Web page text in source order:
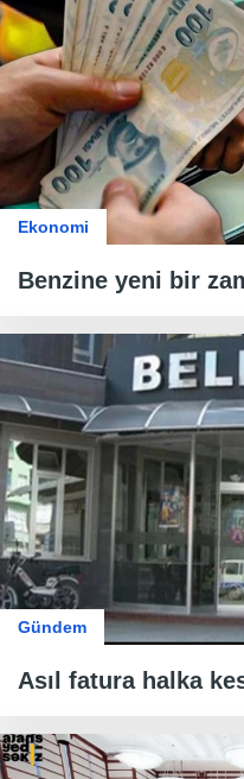
Ekonomi
Benzine yeni bir
Gündem
Asıl fatura halka